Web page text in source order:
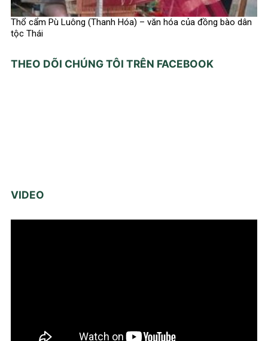
Thổ cẩm Pù Luông (Thanh Hóa) – văn hóa của đồng bào dân
tộc Thái
THEO DÕI CHÚNG TÔI TRÊN FACEBOOK
VIDEO